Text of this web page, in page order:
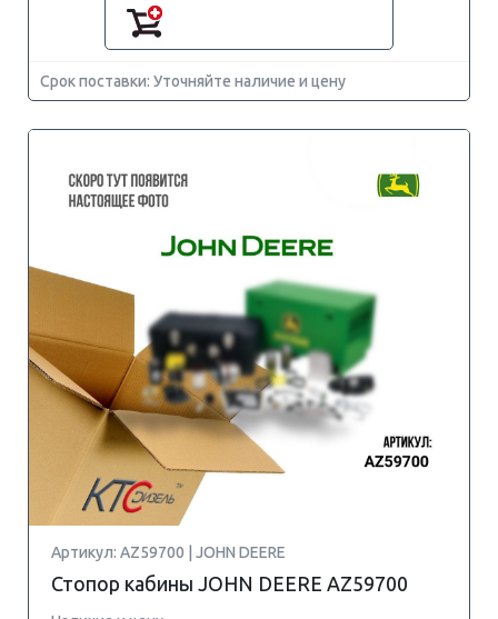
Срок поставки: Уточняйте наличие и цену
Артикул: AZ59700 | JOHN DEERE
Стопор кабины JOHN DEERE AZ59700